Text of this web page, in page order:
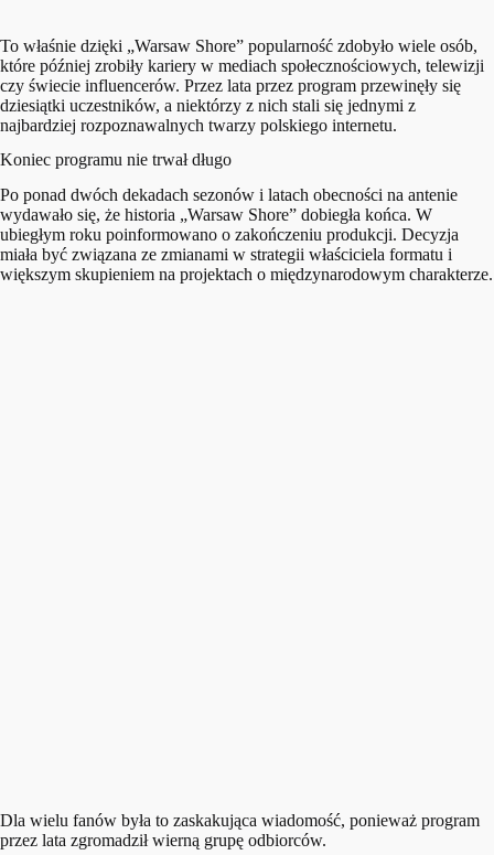
To właśnie dzięki „Warsaw Shore” popularność zdobyło wiele osób,
które później zrobiły kariery w mediach społecznościowych, telewizji
czy świecie influencerów. Przez lata przez program przewinęły się
dziesiątki uczestników, a niektórzy z nich stali się jednymi z
najbardziej rozpoznawalnych twarzy polskiego internetu.
Koniec programu nie trwał długo
Po ponad dwóch dekadach sezonów i latach obecności na antenie
wydawało się, że historia „Warsaw Shore” dobiegła końca. W
ubiegłym roku poinformowano o zakończeniu produkcji. Decyzja
miała być związana ze zmianami w strategii właściciela formatu i
większym skupieniem na projektach o międzynarodowym charakterze.
Dla wielu fanów była to zaskakująca wiadomość, ponieważ program
przez lata zgromadził wierną grupę odbiorców.